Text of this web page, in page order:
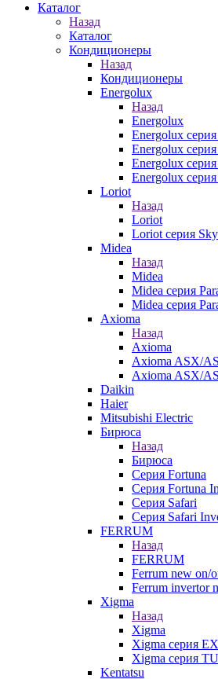
Каталог
Назад
Каталог
Кондиционеры
Назад
Кондиционеры
Energolux
Назад
Energolux
Energolux
Energolux
Energolux
Energolux
Loriot
Назад
Loriot
Loriot серия Sky
Midea
Назад
Midea
Midea серия
Midea серия
Axioma
Назад
Axioma
Axioma ASX/
Axioma ASX/
Daikin
Haier
Mitsubishi Electric
Бирюса
Назад
Бирюса
Серия Fortuna
Серия Fortuna
Серия Safari
Серия Safari
FERRUM
Назад
FERRUM
Ferrum new on/
Ferrum invertor
Xigma
Назад
Xigma
Xigma серия
Xigma серия
Kentatsu